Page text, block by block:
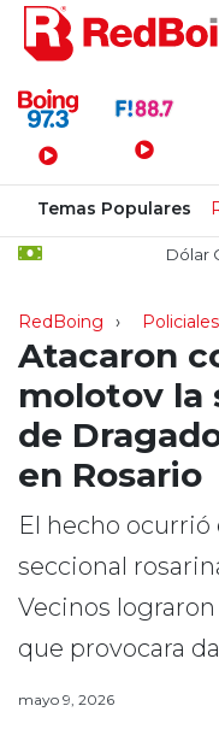
Menú
Temas Populares
Dólar Oficial:
RedBoing Policiales
Atacaron
molotov la
de
en Rosario
El hecho ocurrió
seccional
Vecinos
que provocara
mayo 9, 2026